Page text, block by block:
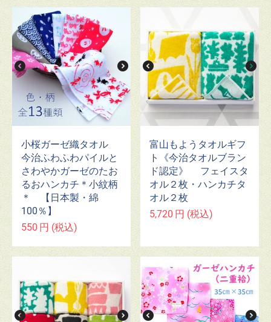
小桜ガーゼ織タオル
今治ふわふわパイルと
さわやかガーゼのたお
るおハンカチ＊小紋柄
＊ 【日本製・綿
100％】
550 円 (税込)
富山もようタオルギフ
ト《今治タオルブラン
ド認定》 フェイスタ
オル２枚・ハンカチタ
オル２枚
5,720 円 (税込)